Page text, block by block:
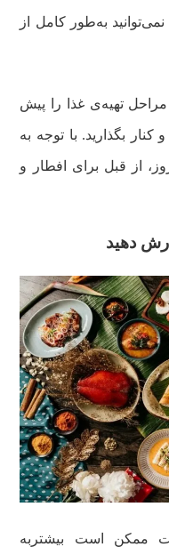
به‌طور کامل از
تهیه‌ی غذا را پیش
کنار بگذارید. با توجه به
از قبل برای افطار و
ممکن است بیشتربه